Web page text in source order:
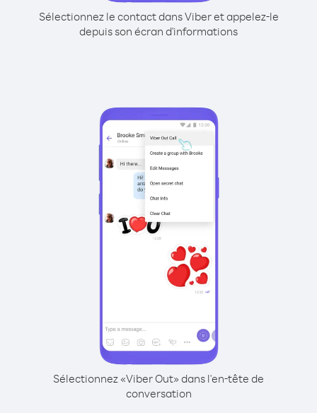
Sélectionnez le contact dans Viber et appelez-le
depuis son écran d'informations
Sélectionnez «Viber Out» dans l'en-tête de
conversation